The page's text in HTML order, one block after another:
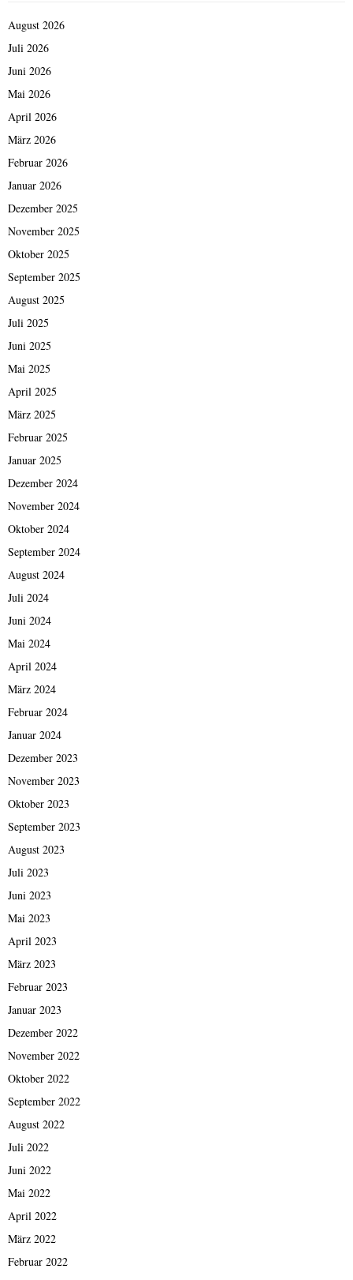
August 2026
Juli 2026
Juni 2026
Mai 2026
April 2026
März 2026
Februar 2026
Januar 2026
Dezember 2025
November 2025
Oktober 2025
September 2025
August 2025
Juli 2025
Juni 2025
Mai 2025
April 2025
März 2025
Februar 2025
Januar 2025
Dezember 2024
November 2024
Oktober 2024
September 2024
August 2024
Juli 2024
Juni 2024
Mai 2024
April 2024
März 2024
Februar 2024
Januar 2024
Dezember 2023
November 2023
Oktober 2023
September 2023
August 2023
Juli 2023
Juni 2023
Mai 2023
April 2023
März 2023
Februar 2023
Januar 2023
Dezember 2022
November 2022
Oktober 2022
September 2022
August 2022
Juli 2022
Juni 2022
Mai 2022
April 2022
März 2022
Februar 2022